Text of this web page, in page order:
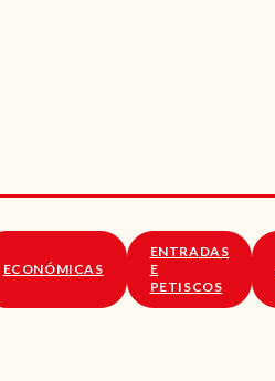
SOBRE NÓS
ECONÓMICAS
ENTRADAS
E
PETISCOS